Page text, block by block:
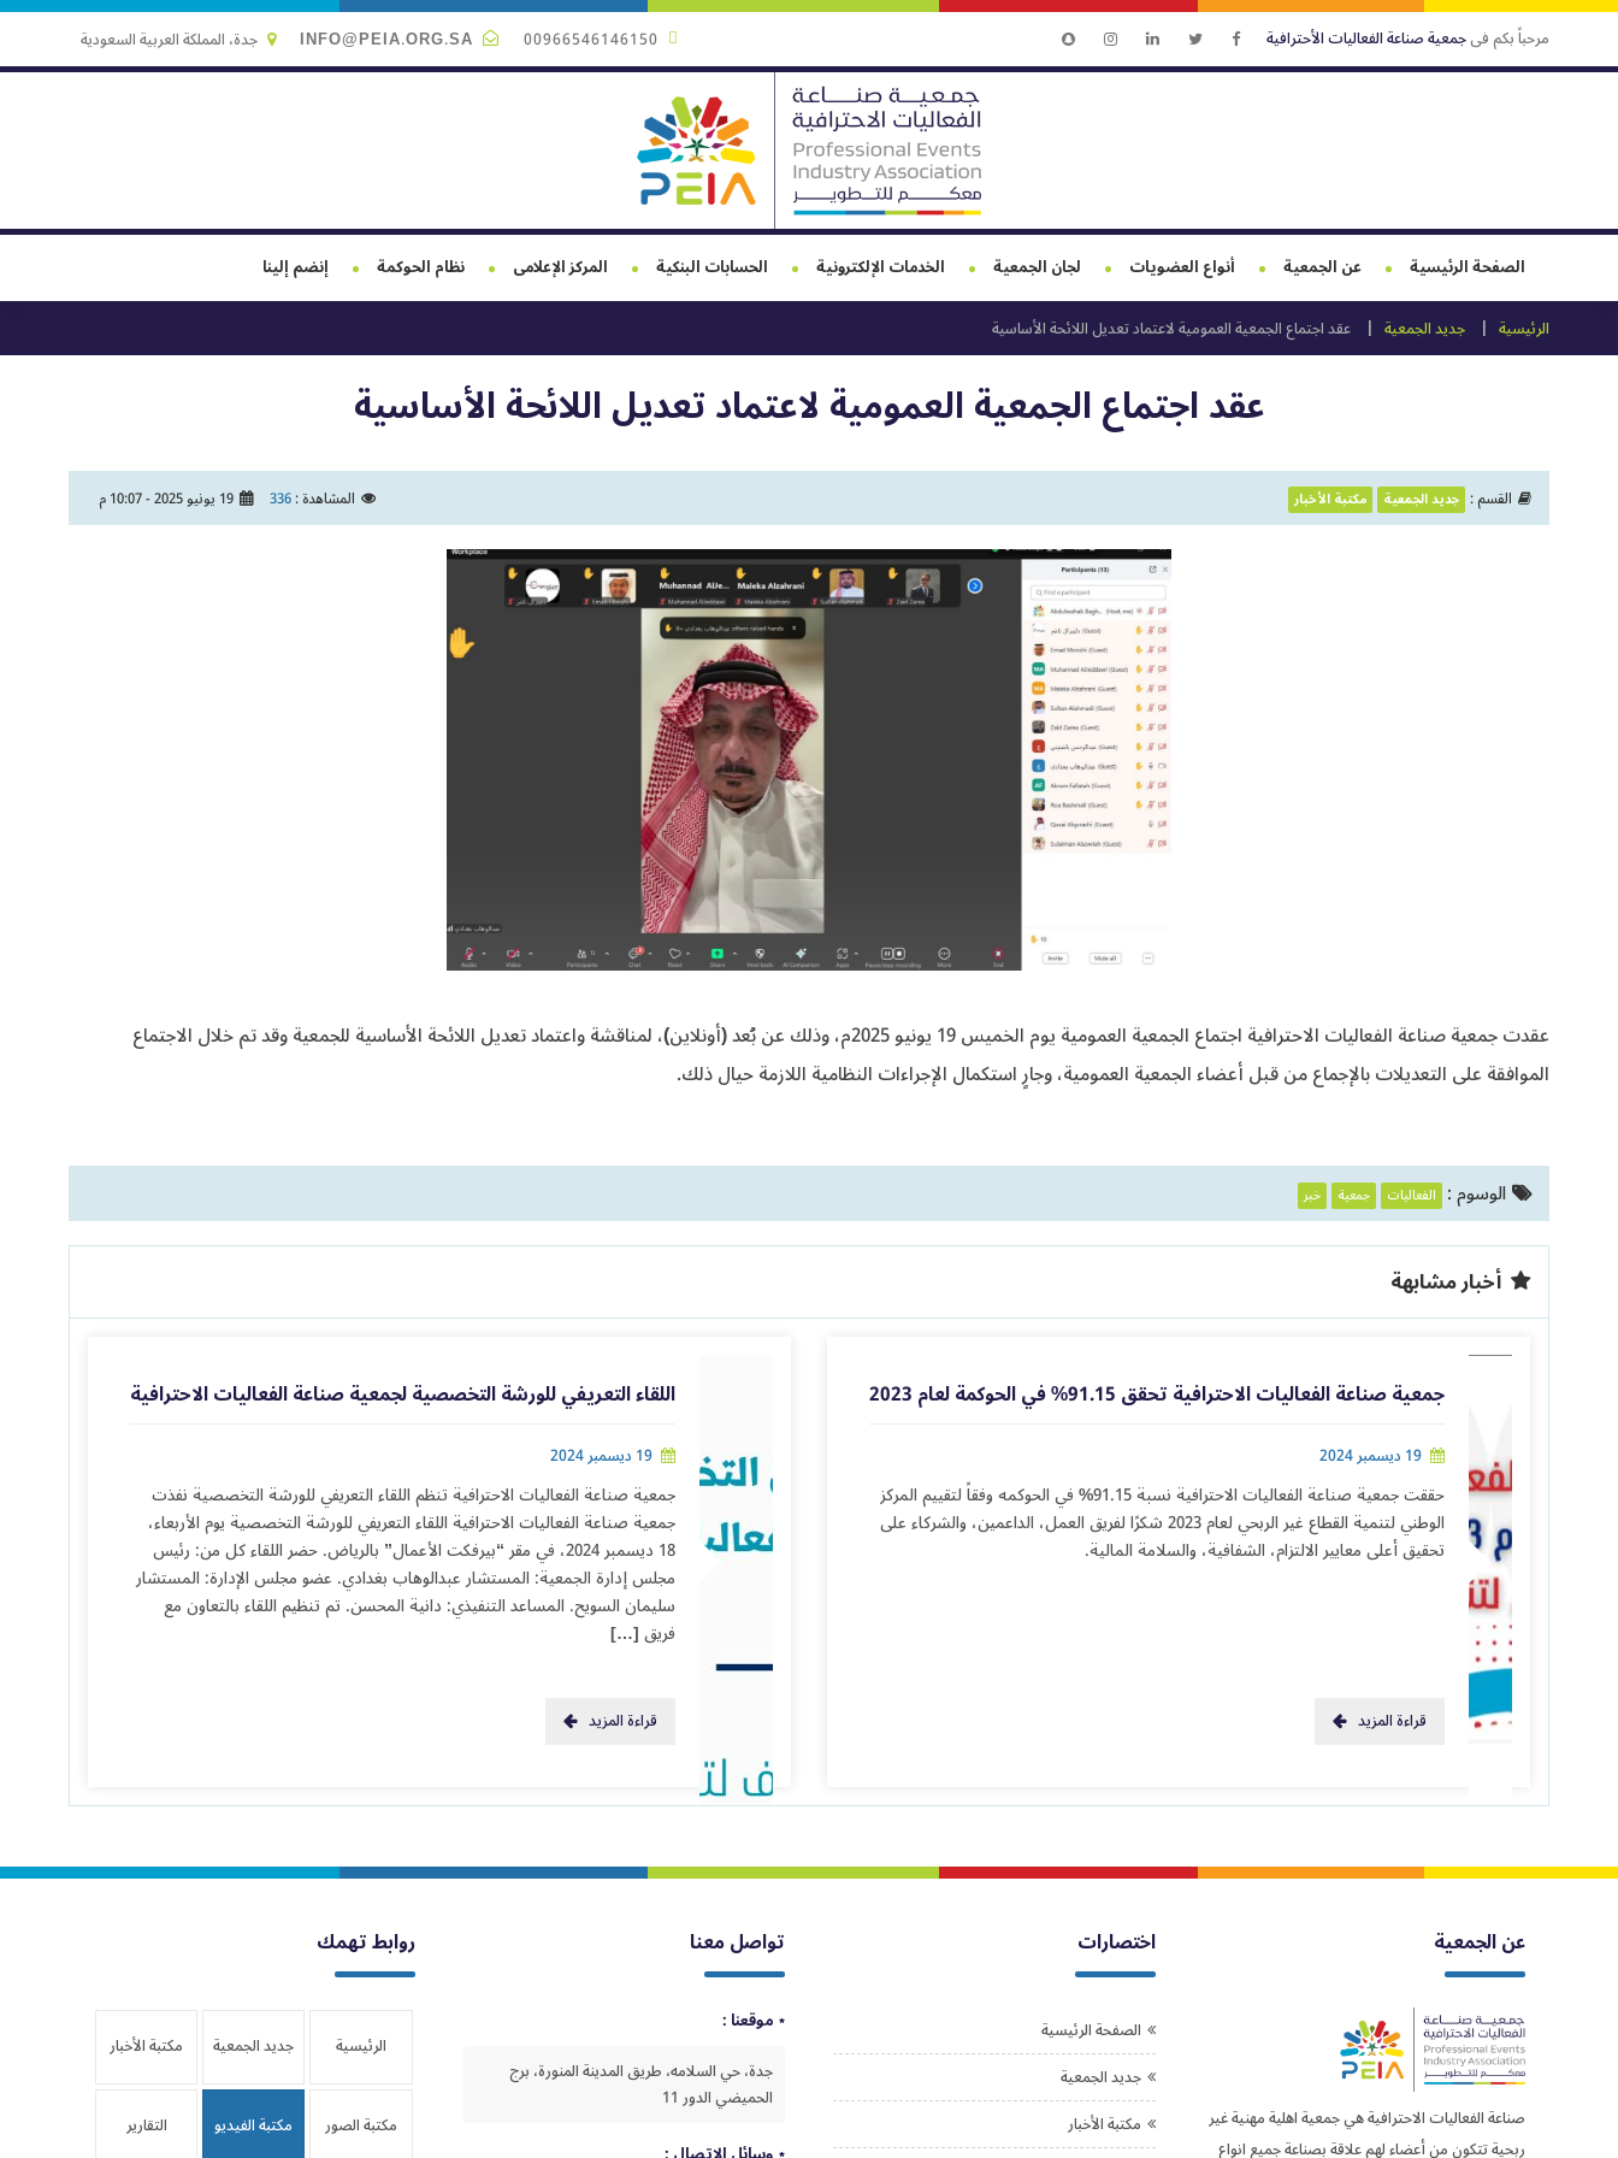
مرحباً بكم فىجمعية صناعة الفعاليات الأحترافية 00966546146150
INFO@PEIA.ORG.SA جدة، المملكة العربية السعودية
الصفحة الرئيسية عن الجمعية أنواع العضويات لجان الجمعية الخدمات الإلكترونية الحسابات البنكية المركز الإعلامى نظام الحوكمة
إنضم إلينا
الرئيسية
جديد الجمعية عقد اجتماع الجمعية العمومية لاعتماد تعديل اللائحة الأساسية
عقد اجتماع الجمعية العمومية لاعتماد تعديل اللائحة الأساسية
القسم : جديد الجمعية مكتبة الأخبار المشاهدة :336 19 يونيو 2025 - 10:07 م
عقدت جمعية صناعة الفعاليات الاحترافية اجتماع الجمعية العمومية يوم الخميس 19 يونيو 2025م، وذلك عن بُعد (أونلاين)، لمناقشة واعتماد تعديل اللائحة الأساسية للجمعية وقد تم خلال الاجتماع
الموافقة على التعديلات بالإجماع من قبل أعضاء الجمعية العمومية، وجارٍ استكمال الإجراءات النظامية اللازمة حيال ذلك.
الوسوم : الفعاليات جمعية خبر
أخبار مشابهة
جمعية صناعة الفعاليات الاحترافية تحقق 91.15% في الحوكمة لعام 2023
19 ديسمبر 2024
حققت جمعية صناعة الفعاليات الاحترافية نسبة 91.15% في الحوكمه وفقاً لتقييم المركز
الوطني لتنمية القطاع غير الربحي لعام 2023 شكرًا لفريق العمل، الداعمين، والشركاء على
تحقيق أعلى معايير الالتزام، الشفافية، والسلامة المالية.
قراءة المزيد
اللقاء التعريفي للورشة التخصصية لجمعية صناعة الفعاليات الاحترافية
19 ديسمبر 2024
جمعية صناعة الفعاليات الاحترافية تنظم اللقاء التعريفي للورشة التخصصية نفذت
جمعية صناعة الفعاليات الاحترافية اللقاء التعريفي للورشة التخصصية يوم الأربعاء،
18 ديسمبر 2024، في مقر “بيرفكت الأعمال” بالرياض. حضر اللقاء كل من: رئيس
مجلس إدارة الجمعية: المستشار عبدالوهاب بغدادي. عضو مجلس الإدارة: المستشار
سليمان السويح. المساعد التنفيذي: دانية المحسن. تم تنظيم اللقاء بالتعاون مع
فريق […]
قراءة المزيد
عن الجمعية
صناعة الفعاليات الاحترافية هي جمعية اهلية مهنية غير
ربحية تتكون من أعضاء لهم علاقة بصناعة جميع انواع
اختصارات
الصفحة الرئيسية
جديد الجمعية
مكتبة الأخبار
تواصل معنا
موقعنا :
جدة، حي السلامه، طريق المدينة المنورة، برج
الحميضي الدور 11
روابط تهمك
الرئيسية جديد الجمعية مكتبة الأخبار
مكتبة الصور مكتبة الفيديو التقارير